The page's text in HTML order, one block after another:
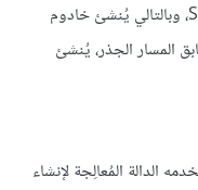
المُمرَّرة في المُعطى لدى الموجِّه ServeMux، وبالتالي يُنشئ خادوم
المسار الجذر، يُنشئ
الدالة المُعالِجة لإنشاء